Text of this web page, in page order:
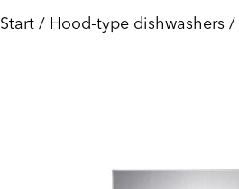
Start / Hood-type dishwashers /